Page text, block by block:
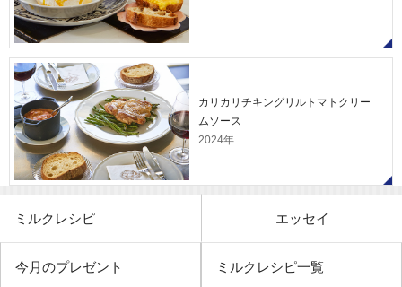
カリカリチキングリルトマトクリー
ムソース
2024年
ミルクレシピ エッセイ
今月のプレゼント ミルクレシピ一覧